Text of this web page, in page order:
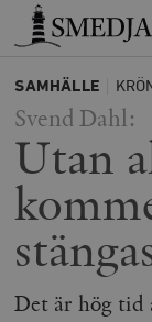
Timbro
SAMHÄLLE
Svend Dahl:
Utan
Det är hög tid